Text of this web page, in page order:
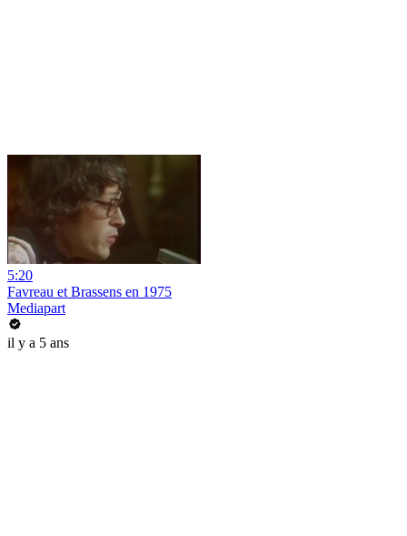
5:20
Favreau et Brassens en 1975
Mediapart
il y a 5 ans